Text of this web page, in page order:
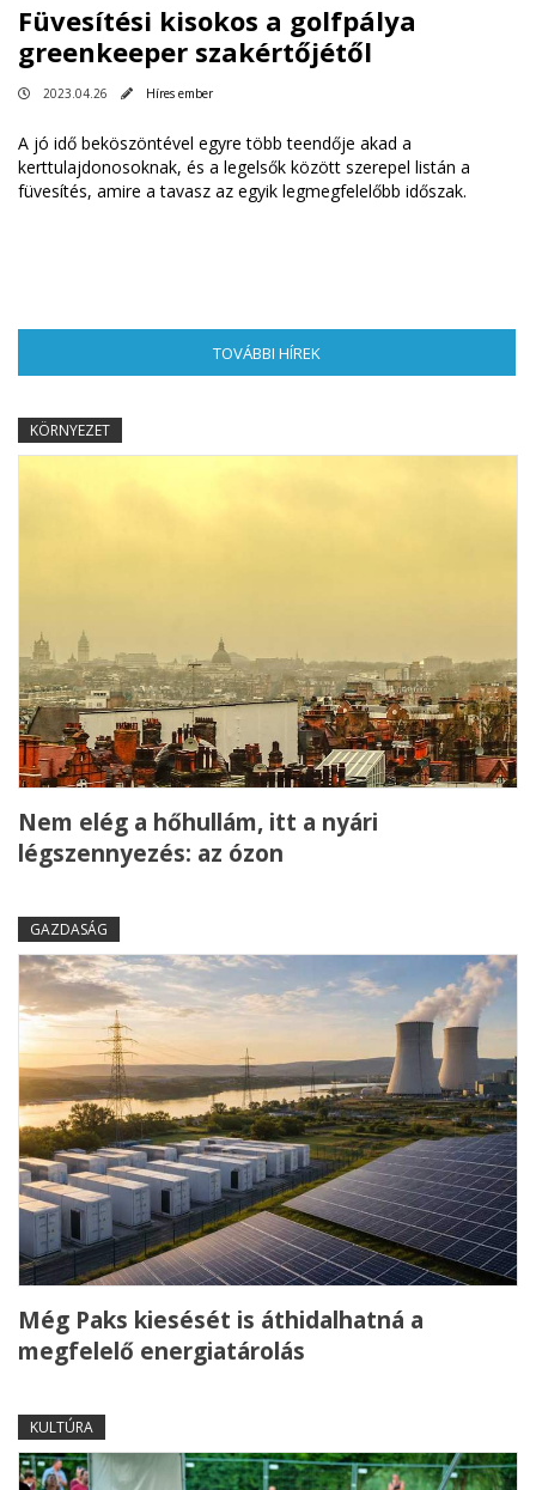
Füvesítési kisokos a golfpálya
greenkeeper szakértőjétől
2023.04.26 Híres ember
A jó idő beköszöntével egyre több teendője akad a
kerttulajdonosoknak, és a legelsők között szerepel listán a
füvesítés, amire a tavasz az egyik legmegfelelőbb időszak.
TOVÁBBI HÍREK
KÖRNYEZET
Nem elég a hőhullám, itt a nyári
légszennyezés: az ózon
GAZDASÁG
Még Paks kiesését is áthidalhatná a
megfelelő energiatárolás
KULTÚRA